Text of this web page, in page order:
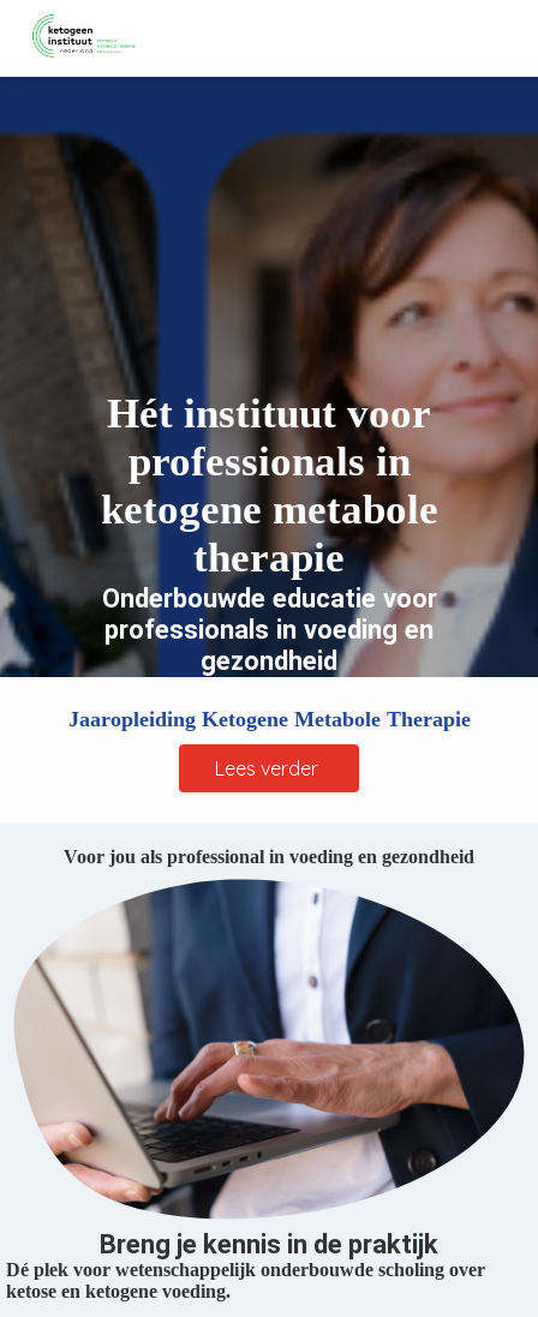
Hét instituut voor
professionals in
ketogene metabole
therapie
Onderbouwde educatie voor
professionals in voeding en
gezondheid
Jaaropleiding Ketogene Metabole Therapie
Lees verder
Voor jou als professional in voeding en gezondheid
Breng je kennis in de praktijk
Dé plek voor wetenschappelijk onderbouwde scholing over
ketose en ketogene voeding.
gebruikt
en
de
over
te
de
Hierdoor
website-